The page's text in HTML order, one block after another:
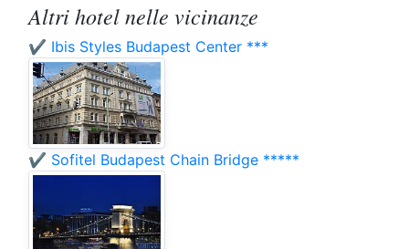
Altri hotel nelle vicinanze
✔️ Ibis Styles Budapest Center ***
✔️ Sofitel Budapest Chain Bridge *****